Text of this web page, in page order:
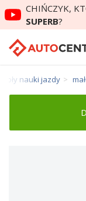
CHIŃCZYK,
SUPERB?
nauki jazdy